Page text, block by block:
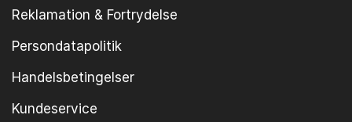
Reklamation & Fortrydelse
Persondatapolitik
Handelsbetingelser
Kundeservice